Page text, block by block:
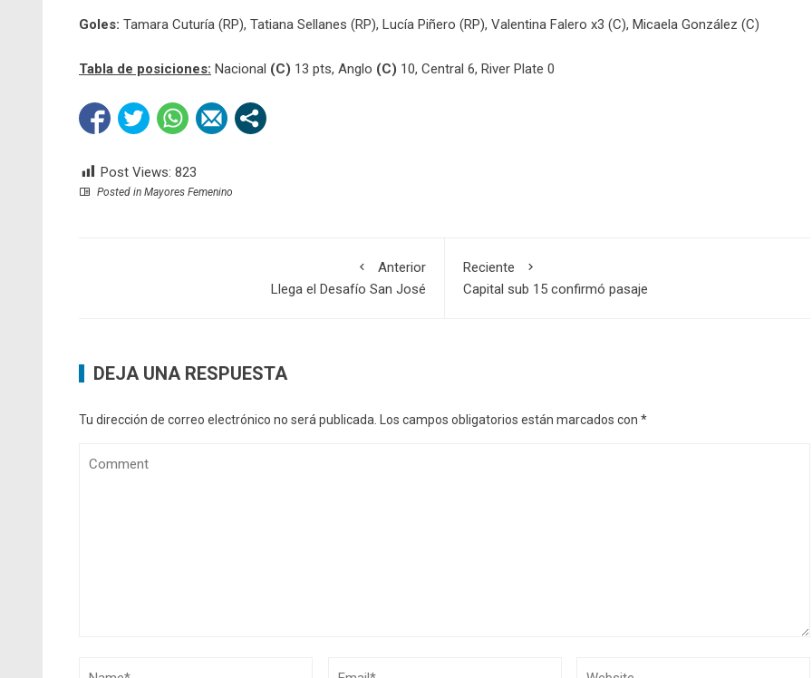
Goles: Tamara Cuturía (RP), Tatiana Sellanes (RP), Lucía Piñero (RP), Valentina Falero x3 (C), Micaela González (C)
Tabla de posiciones: Nacional (C) 13 pts, Anglo (C) 10, Central 6, River Plate 0
Post Views: 823
Posted in Mayores Femenino
Anterior
Llega el Desafío San José
Reciente
Capital sub 15 confirmó pasaje
DEJA UNA RESPUESTA
Tu dirección de correo electrónico no será publicada. Los campos obligatorios están marcados con *